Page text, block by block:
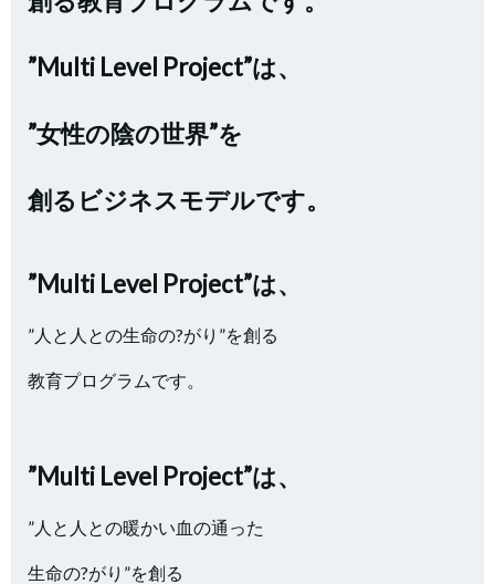
”Multi Level Project”は、
”女性の陰の世界”を
創るビジネスモデルです。
”Multi Level Project”は、
”人と人との生命の?がり”を創る
教育プログラムです。
”Multi Level Project”は、
”人と人との暖かい血の通った
生命の?がり”を創る